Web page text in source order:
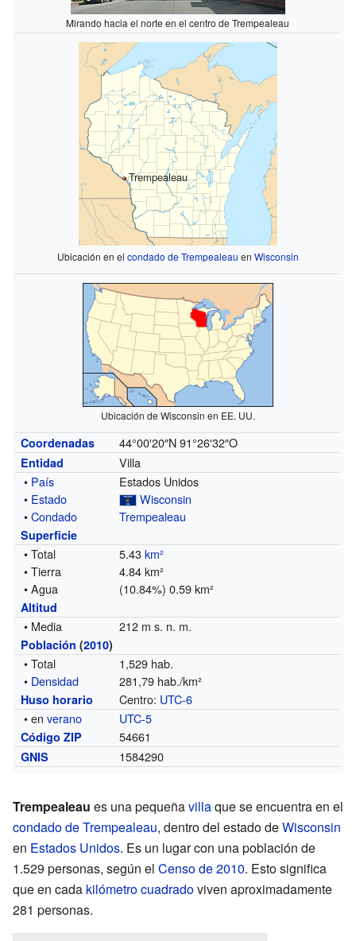
Mirando hacia el norte en el centro de Trempealeau
Trempealeau
Ubicación en el condado de Trempealeau en Wisconsin
Ubicación de Wisconsin en EE. UU.
Coordenadas 44°00′20″N 91°26′32″O
Entidad
Villa
• País
Estados Unidos
• Estado
Wisconsin
•Condado Trempealeau
Superficie
• Total 5.43km²
• Tierra
4.84 km²
• Agua
(10.84%) 0.59 km²
Altitud
• Media 212 m s. n. m.
Población (2010)
• Total
1,529 hab.
• Densidad 281,79 hab./km²
Huso horario Centro: UTC-6
• enverano UTC-5
Código ZIP 54661
GNIS 1584290
Trempealeau es una pequeñavillaque se encuentra en el
condado de Trempealeau, dentro del estado deWisconsin
en Estados Unidos. Es un lugar con una población de
1.529 personas, según el Censo de 2010. Esto significa
que en cada kilómetro cuadradoviven aproximadamente
281 personas.